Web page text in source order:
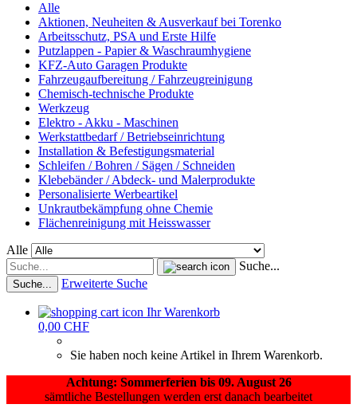
Alle
Aktionen, Neuheiten & Ausverkauf bei Torenko
Arbeitsschutz, PSA und Erste Hilfe
Putzlappen - Papier & Waschraumhygiene
KFZ-Auto Garagen Produkte
Fahrzeugaufbereitung / Fahrzeugreinigung
Chemisch-technische Produkte
Werkzeug
Elektro - Akku - Maschinen
Werkstattbedarf / Betriebseinrichtung
Installation & Befestigungsmaterial
Schleifen / Bohren / Sägen / Schneiden
Klebebänder / Abdeck- und Malerprodukte
Personalisierte Werbeartikel
Unkrautbekämpfung ohne Chemie
Flächenreinigung mit Heisswasser
Alle
Suche...
Suche... Erweiterte Suche
Ihr Warenkorb
0,00 CHF
Sie haben noch keine Artikel in Ihrem Warenkorb.
Achtung: Sommerferien bis 09. August 26
sämtliche Bestellungen werden erst danach bearbeitet